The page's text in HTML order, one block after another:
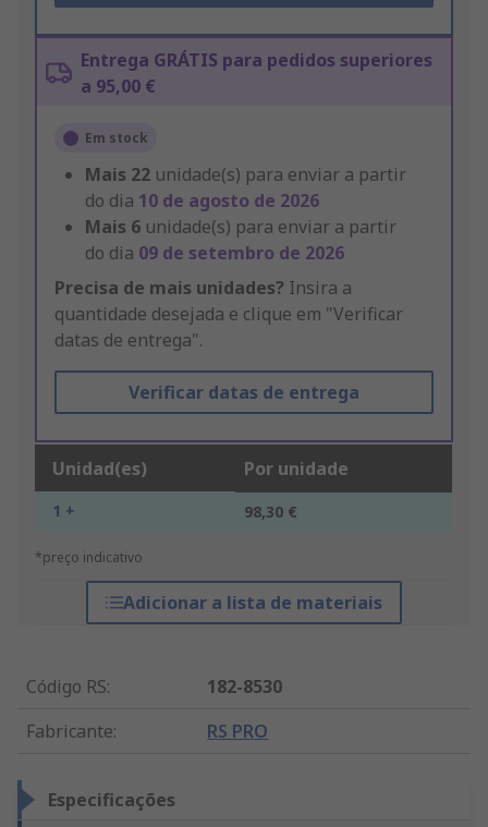
Entrega GRÁTIS para pedidos superiores
a 95,00 €
Em stock
Mais 22 unidade(s) para enviar a partir
do dia 10 de agosto de 2026
Mais 6 unidade(s) para enviar a partir
do dia 09 de setembro de 2026
Precisa de mais unidades? Insira a
quantidade desejada e clique em "Verificar
datas de entrega".
Verificar datas de entrega
Unidad(es) Por unidade
1 + 98,30 €
*preço indicativo
Adicionar a lista de materiais
Código RS:
182-8530
Fabricante: RS PRO
Especificações